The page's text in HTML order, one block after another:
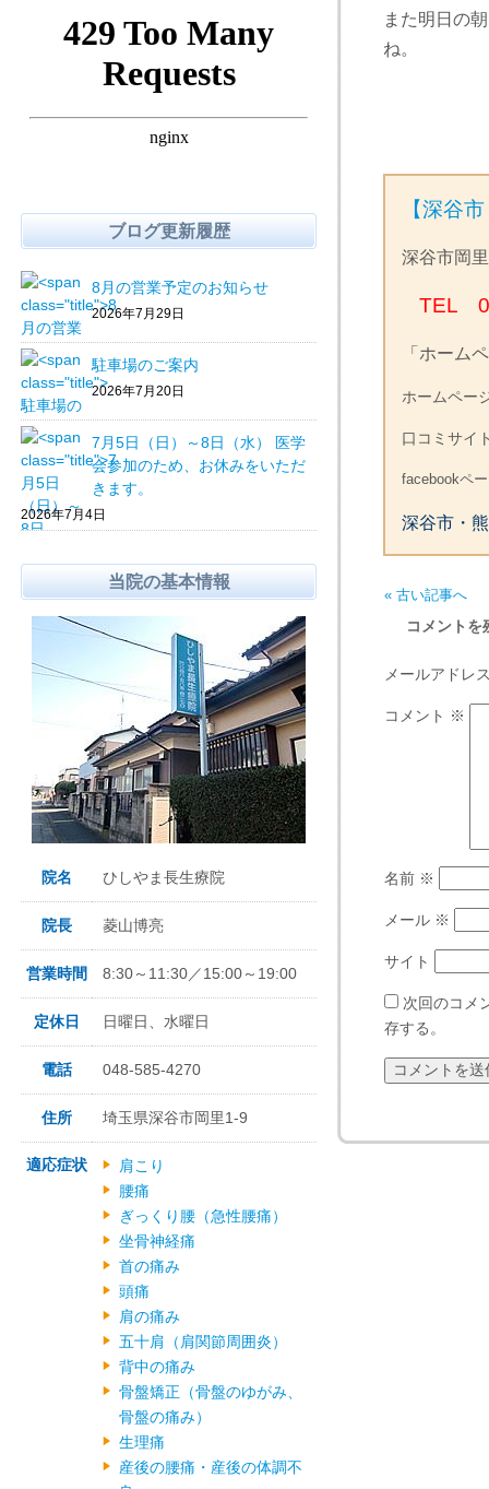
また明日の
ね。
【深谷
深谷市岡
TEL
「ホーム
ホームペ
口コミサイ
facebookペ
深谷市・
« 古い記事へ
コメントを
メールアドレ
コメント ※
名前 ※
メール ※
サイト
次回のコメ
存する。
ブログ更新履歴
8月の営業予定のお知らせ
2026年7月29日
駐車場のご案内
2026年7月20日
7月5日（日）～8日（水） 医学
会参加のため、お休みをいただ
きます。
2026年7月4日
当院の基本情報
院名 ひしやま長生療院
院長 菱山博亮
営業時間 8:30～11:30／15:00～19:00
定休日 日曜日、水曜日
電話 048-585-4270
住所 埼玉県深谷市岡里1-9
適応症状
肩こり
腰痛
ぎっくり腰（急性腰痛）
坐骨神経痛
首の痛み
頭痛
肩の痛み
五十肩（肩関節周囲炎）
背中の痛み
骨盤矯正（骨盤のゆがみ、
骨盤の痛み）
生理痛
産後の腰痛・産後の体調不